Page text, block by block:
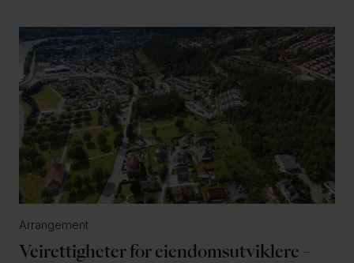
Arrangement
Veirettigheter for eiendomsutviklere –